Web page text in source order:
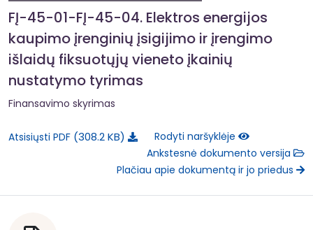
FĮ-45-01-FĮ-45-04. Elektros energijos
kaupimo įrenginių įsigijimo ir įrengimo
išlaidų fiksuotųjų vieneto įkainių
nustatymo tyrimas
Finansavimo skyrimas
Atsisiųsti PDF 308.2 KB
Rodyti naršyklėje
Ankstesnė dokumento versija
Plačiau apie dokumentą ir jo priedus